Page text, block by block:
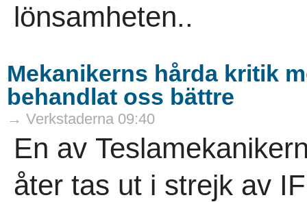
lönsamheten..
Mekanikerns hårda kritik
behandlat oss bättre
→ Verkstaderna 09:40
En av
åter tas ut i strejk av